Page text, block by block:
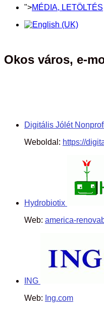
">MÉDIA, LETÖLTÉS
Okos város, e-
Digitális Jólét
Weboldal: https://
Hydrobiotix
Web: america-
ING
Web: Ing.com